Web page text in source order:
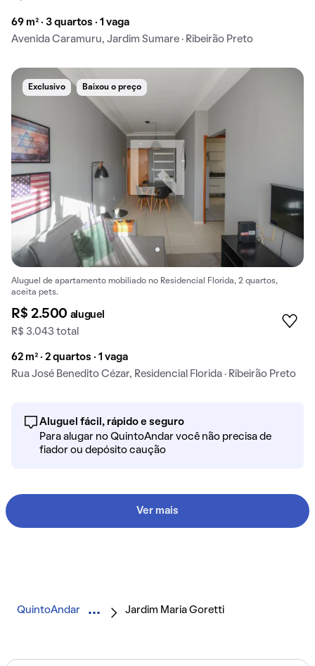
69 m² · 3 quartos · 1 vaga
Avenida Caramuru, Jardim Sumare · Ribeirão Preto
Exclusivo Baixou o preço
Aluguel de apartamento mobiliado no Residencial Florida, 2 quartos,
aceita pets.
R$ 2.500 aluguel
R$ 3.043 total
62 m² · 2 quartos · 1 vaga
Rua José Benedito Cézar, Residencial Florida · Ribeirão Preto
Aluguel fácil, rápido e seguro
Para alugar no QuintoAndar você não precisa de
fiador ou depósito caução
Ver mais
QuintoAndar Jardim Maria Goretti